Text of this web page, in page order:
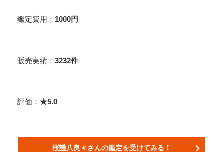
鑑定費用： 1000円
販売実績： 3232件
評価： ★5.0
桜護八良々さんの鑑定を受けてみる！